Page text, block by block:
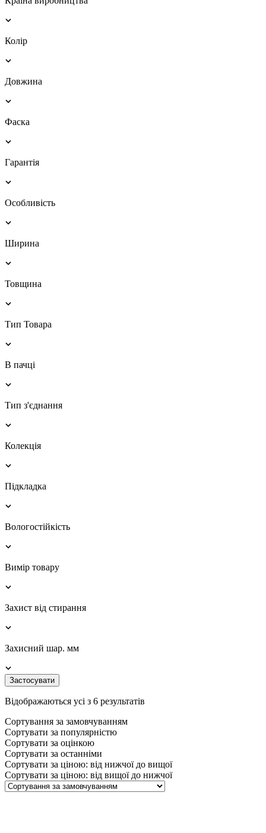
Колір
Довжина
Фаска
Гарантія
Особливість
Ширина
Товщина
Тип Товара
В пачці
Тип з'єднання
Колекція
Підкладка
Вологостійкість
Вимір товару
Захист від стирання
Захисний шар. мм
Застосувати
Відображаються усі з 6 результатів
Сортування за замовчуванням
Сортувати за популярністю
Сортувати за оцінкою
Сортувати за останніми
Сортувати за ціною: від нижчої до вищої
Сортувати за ціною: від вищої до нижчої